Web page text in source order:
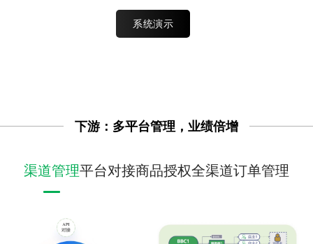
系统演示
下游：多平台管理，业绩倍增
渠道管理平台对接商品授权全渠道订单管理